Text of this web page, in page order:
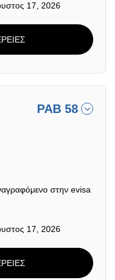
17, 2026
PAB 58
στην evisa
17, 2026